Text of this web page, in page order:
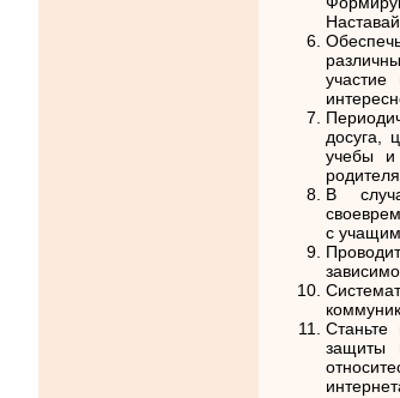
участие
досуга,
учебы и
В
с
Станьте
защиты